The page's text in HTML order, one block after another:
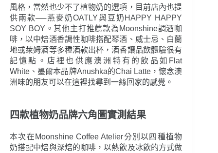
風格，當然也少不了植物奶的選項，目前店內也提
供兩款──燕麥奶OATLY與豆奶HAPPY HAPPY
SOY BOY。其他主打推薦款為Moonshine調酒咖
啡，以中焙酒香調性咖啡搭配琴酒、威士忌、白蘭
地或萊姆酒等多種酒款出杯，酒香讓品飲體驗很有
記憶點。店裡也供應澳洲特有的飲品如Flat
White、墨爾本品牌Anushka的Chai Latte，懷念澳
洲味的朋友可以在這裡找尋到一絲回家的感覺。
四款植物奶品牌六角圖實測結果
本次在Moonshine Coffee Atelier分別以四種植物
奶搭配中焙與深焙的咖啡，以熱飲及冰飲的方式做